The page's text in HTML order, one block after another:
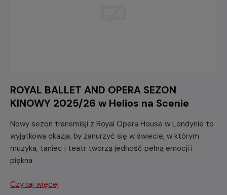
ROYAL BALLET AND OPERA SEZON
KINOWY 2025/26 w Helios na Scenie
Nowy sezon transmisji z Royal Opera House w Londynie to
wyjątkowa okazja, by zanurzyć się w świecie, w którym
muzyka, taniec i teatr tworzą jedność pełną emocji i
piękna.
Czytaj więcej